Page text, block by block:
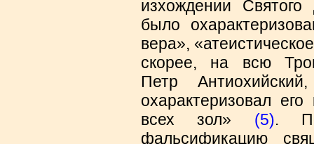
изхождении
было
вера»,
скорее, на всю
Петр
охарактеризовал
всех зол» (5).
фальсификацию